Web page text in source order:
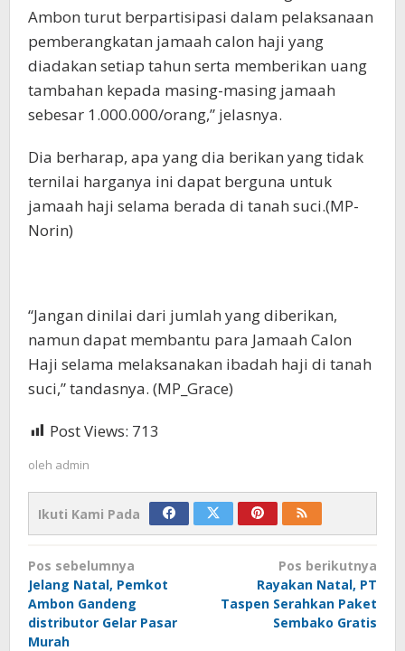
Ambon turut berpartisipasi dalam pelaksanaan
pemberangkatan jamaah calon haji yang
diadakan setiap tahun serta memberikan uang
tambahan kepada masing-masing jamaah
sebesar 1.000.000/orang,” jelasnya.
Dia berharap, apa yang dia berikan yang tidak
ternilai harganya ini dapat berguna untuk
jamaah haji selama berada di tanah suci.(MP-
Norin)
“Jangan dinilai dari jumlah yang diberikan,
namun dapat membantu para Jamaah Calon
Haji selama melaksanakan ibadah haji di tanah
suci,” tandasnya. (MP_Grace)
Post Views: 713
oleh admin
Ikuti Kami Pada
Navigasi
pos
Pos sebelumnya
Jelang Natal, Pemkot
Ambon Gandeng
distributor Gelar Pasar
Murah
Pos berikutnya
Rayakan Natal, PT
Taspen Serahkan Paket
Sembako Gratis